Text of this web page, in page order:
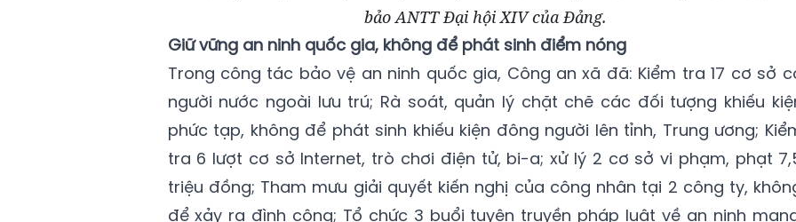
bảo ANTT Đại hội XIV của Đảng.
Giữ vững an ninh quốc gia, không để phát sinh điểm nóng
Trong công tác bảo vệ an ninh quốc gia, Công an xã đã: Kiểm tra 17 cơ sở
người nước ngoài lưu trú; Rà soát, quản lý chặt chẽ các đối tượng khiếu
phức tạp, không để phát sinh khiếu kiện đông người lên tỉnh, Trung ương;
tra 6 lượt cơ sở Internet, trò chơi điện tử, bi-a; xử lý 2 cơ sở vi phạm, phạt
triệu đồng; Tham mưu giải quyết kiến nghị của công nhân tại 2 công ty,
để xảy ra đình công; Tổ chức 3 buổi tuyên truyền pháp luật về an ninh